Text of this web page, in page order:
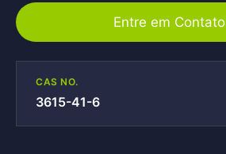
Entre em Contato
CAS NO.
3615-41-6